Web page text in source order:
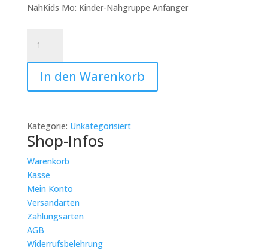
NähKids Mo: Kinder-Nähgruppe Anfänger
Mo:
Kinder-
Nähgruppe
Anfänger:
I
6er
Karte
Menge
In den Warenkorb
Kategorie: Unkategorisiert
Shop-Infos
Warenkorb
Kasse
Mein Konto
Versandarten
Zahlungsarten
AGB
Widerrufsbelehrung